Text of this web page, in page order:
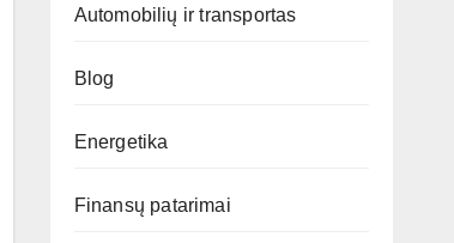
Automobilių ir transportas
Blog
Energetika
Finansų patarimai